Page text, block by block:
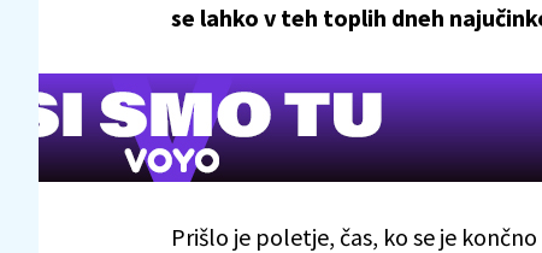
se lahko v teh toplih dneh
Prišlo je poletje, čas, ko se je končno